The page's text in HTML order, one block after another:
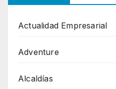
Actualidad Empresarial
Adventure
Alcaldías